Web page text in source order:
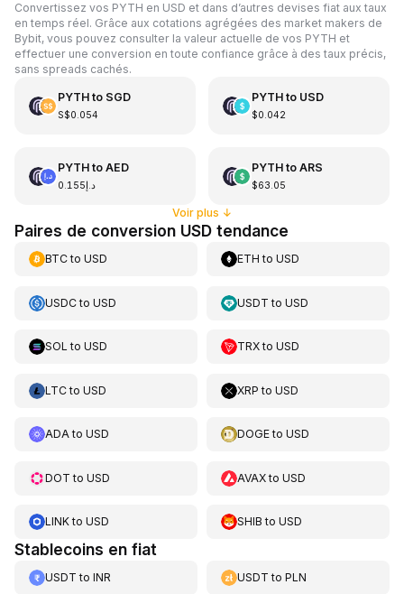
Convertissez vos PYTH en USD et dans d’autres devises fiat aux taux
en temps réel. Grâce aux cotations agrégées des market makers de
Bybit, vous pouvez consulter la valeur actuelle de vos PYTH et
effectuer une conversion en toute confiance grâce à des taux précis,
sans spreads cachés.
PYTHto SGD
S$0.054
PYTHto USD
$0.042
PYTHto AED
د.إ0.155
PYTHto ARS
$63.05
Voir plus ↓
Paires de conversion USD tendance
BTCto USD ETH toUSD
USDCto USD USDT toUSD
SOL to USD TRXtoUSD
LTCto USD XRP toUSD
ADAto USD DOGEtoUSD
DOT to USD AVAXtoUSD
LINKto USD SHIB toUSD
Stablecoins en fiat
USDT to INR USDT toPLN